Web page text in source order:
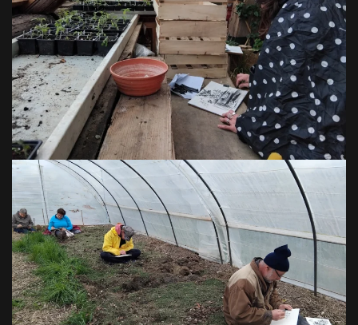
VOIR EN GRAND
VOIR EN GRAND